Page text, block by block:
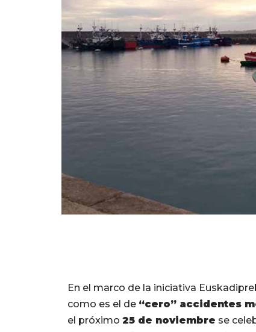
En el marco de la iniciativa
como es el de “cero” accidentes
el próximo 25 de noviembre se